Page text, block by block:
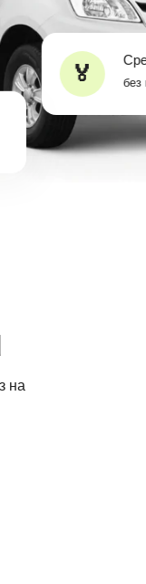
без
на